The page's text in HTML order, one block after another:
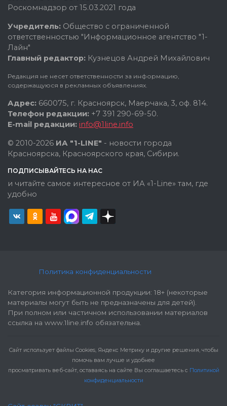
Роскомнадзор от 15.03.2021 года
Учредитель: Общество с ограниченной
ответственностью "Информационное агентство "1-
Лайн"
Главный редактор: Кузнецов Андрей Михайлович
Редакция не несет ответственности за информацию,
содержащуюся в рекламных объявлениях.
Адрес: 660075, г. Красноярск, Маерчака, 3, оф. 814.
Телефон редакции: +7 391 290-69-50.
E-mail редакции: info@1line.info
© 2010-2026 ИА "1-LINE" - новости города
Красноярска, Красноярского края, Сибири.
ПОДПИСЫВАЙТЕСЬ НА НАС
и читайте самое интересное от ИА «1-Line» там, где
удобно
Политика конфиденциальности
Категория информационной продукции: 18+ (некоторые
материалы могут быть не предназначены для детей).
При полном или частичном использовании материалов
ссылка на www.1line.info обязательна.
Cайт использует файлы Cookies, Яндекс Метрику и другие решения, чтобы
помочь вам лучше и удобнее
просматривать веб-сайт, оставаясь на сайте Вы соглашаетесь с Политикой
конфиденциальности